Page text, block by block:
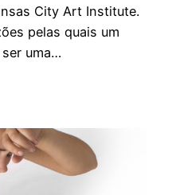
City Art Institute.
pelas quais um
uma…